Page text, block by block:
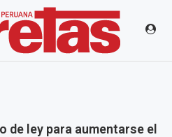
ley para aumentarse el